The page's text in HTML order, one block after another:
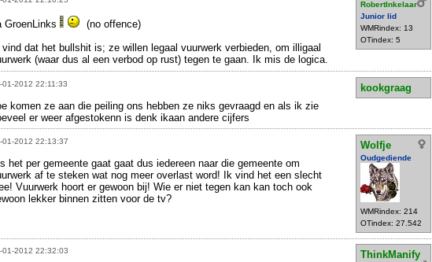
RobertInkelaar
Junior lid
WMRindex: 13
OTindex: 5
GroenLinks
(no offence)
vind dat het bullshit is; ze willen legaal vuurwerk verbieden, om illigaal
(waar dus al een verbod op rust) tegen te gaan. Ik mis de logica.
01-2012 22:11:33
kookgraag
komen ze aan die peiling ons hebben ze niks gevraagd en als ik zie
er weer afgestokenn is denk ikaan andere cijfers
01-2012 22:13:37 Wolfje
Oudgediende
WMRindex: 214
OTindex: 27.542
het per gemeente gaat gaat dus iedereen naar die gemeente om
af te steken wat nog meer overlast word! Ik vind het een slecht
Vuurwerk hoort er gewoon bij! Wie er niet tegen kan kan toch ook
lekker binnen zitten voor de tv?
01-2012 22:32:03 ThinkManify